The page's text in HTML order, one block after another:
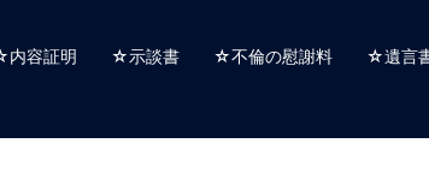
容証明 ☆示談書 ☆不倫の慰謝料 ☆遺言